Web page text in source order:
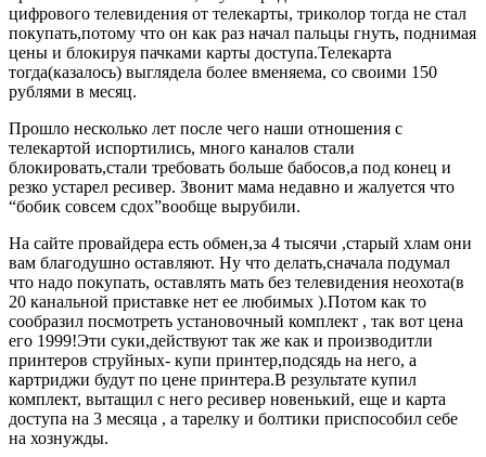
цифрового телевидения от телекарты, триколор тогда не стал
покупать,потому что он как раз начал пальцы гнуть, поднимая
цены и блокируя пачками карты доступа.Телекарта
тогда(казалось) выглядела более вменяема, со своими 150
рублями в месяц.
Прошло несколько лет после чего наши отношения с
телекартой испортились, много каналов стали
блокировать,стали требовать больше бабосов,а под конец и
резко устарел ресивер. Звонит мама недавно и жалуется что
“бобик совсем сдох”вообще вырубили.
На сайте провайдера есть обмен,за 4 тысячи ,старый хлам они
вам благодушно оставляют. Ну что делать,сначала подумал
что надо покупать, оставлять мать без телевидения неохота(в
20 канальной приставке нет ее любимых ).Потом как то
сообразил посмотреть установочный комплект , так вот цена
его 1999!Эти суки,действуют так же как и производитли
принтеров струйных- купи принтер,подсядь на него, а
картриджи будут по цене принтера.В результате купил
комплект, вытащил с него ресивер новенький, еще и карта
доступа на 3 месяца , а тарелку и болтики приспособил себе
на хознужды.